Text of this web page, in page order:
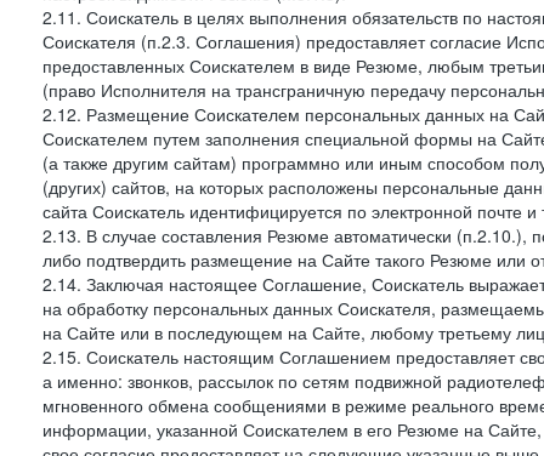
2.11. Соискатель в целях выполнения обязательств по
Соискателя (п.2.3. Соглашения) предоставляет согласие
предоставленных Соискателем в виде Резюме, любым
(право Исполнителя на трансграничную передачу
2.12. Размещение Соискателем персональных данных на
Соискателем путем заполнения специальной формы на
(а также другим сайтам) программно или иным способом
(других) сайтов, на которых расположены персональные
сайта Соискатель идентифицируется по электронной почте
2.13. В случае составления Резюме автоматически (п.2.10.),
либо подтвердить размещение на Сайте такого Резюме или
2.14. Заключая настоящее Соглашение, Соискатель
на обработку персональных данных Соискателя,
на Сайте или в последующем на Сайте, любому третьему
2.15. Соискатель настоящим Соглашением предоставляет
а именно: звонков, рассылок по сетям подвижной
мгновенного обмена сообщениями в режиме реального
информации, указанной Соискателем в его Резюме на